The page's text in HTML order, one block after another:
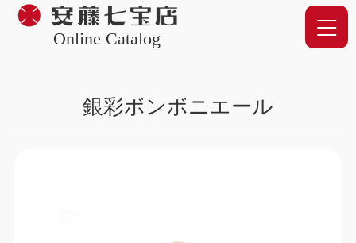
Online Catalog
銀彩ボンボニエール